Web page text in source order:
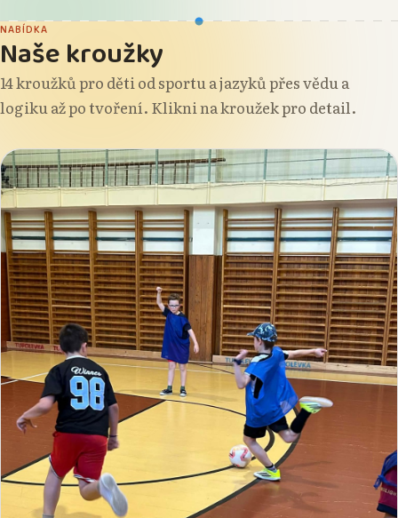
NABÍDKA
Naše kroužky
14 kroužků pro děti od sportu a jazyků přes vědu a
logiku až po tvoření. Klikni na kroužek pro detail.